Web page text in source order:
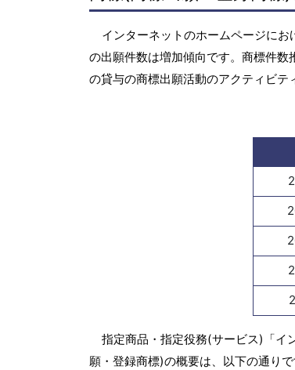
インターネットのホームページに
の出願件数は増加傾向です。商標件
の貸与の商標出願活動のアクティビテ
指定商品・指定役務(サービス)「イ
願・登録商標)の概要は、以下の通りで